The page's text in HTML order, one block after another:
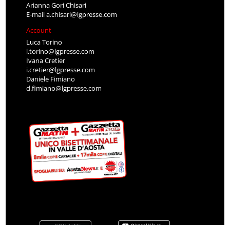
Arianna Gori Chisari
E-maila.chisari@lgpresse.com
Account
Luca Torino
l.torino@lgpresse.com
Ivana Cretier
i.cretier@lgpresse.com
Daniele Fimiano
d.fimiano@lgpresse.com